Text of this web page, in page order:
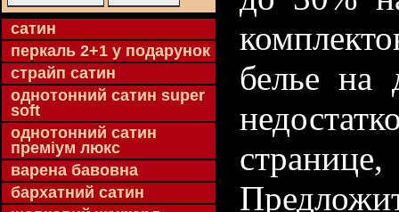
cатин
перкаль 2+1 у подарунок
страйп сатин
однотонний сатин super
soft
однотонний сатин
преміум люкс
варена бавовна
бархатний сатин
белье на